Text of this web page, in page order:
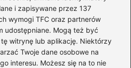
i zapisywane przez 137
wymogi TFC oraz partnerów
udostępniane. Mogą też być
witrynę lub aplikację. Niektórzy
Twoje dane osobowe na
interesu. Możesz się na to nie
odwiedzić giełdę
Sprawdź, by
jak skutecznie